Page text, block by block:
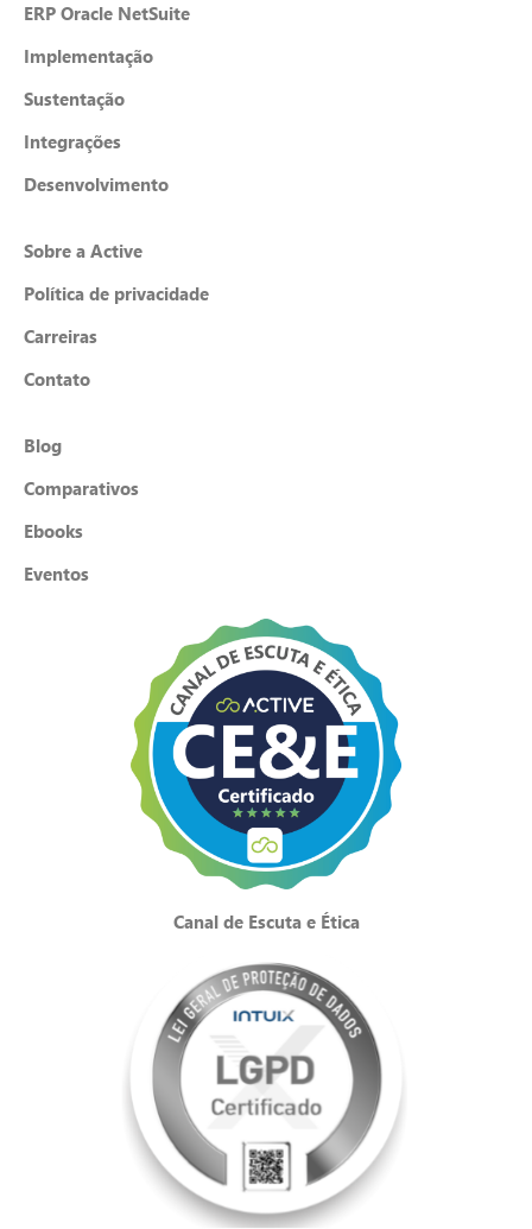
ERP Oracle NetSuite
Implementação
Sustentação
Integrações
Desenvolvimento
Sobre a Active
Política de privacidade
Carreiras
Contato
Blog
Comparativos
Ebooks
Eventos
Canal de Escuta e Ética